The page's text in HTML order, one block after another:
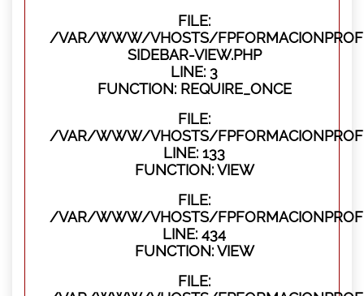
FILE:
/VAR/WWW/VHOSTS/
SIDEBAR-VIEW.PHP
LINE: 3
FUNCTION: REQUIRE_ONCE
FILE:
/VAR/WWW/VHOSTS/
LINE: 133
FUNCTION: VIEW
FILE:
/VAR/WWW/VHOSTS/
LINE: 434
FUNCTION: VIEW
FILE: